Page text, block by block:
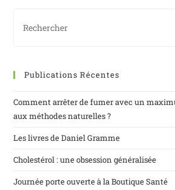
Publications Récentes
Comment arrêter de fumer avec un
aux méthodes naturelles ?
Les livres de Daniel Gramme
Cholestérol : une obsession généralisée
Journée porte ouverte à la Boutique Santé